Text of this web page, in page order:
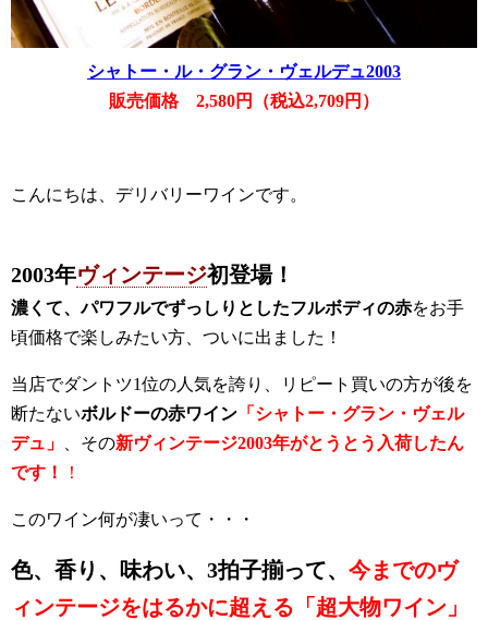
シャトー・ル・グラン・ヴェルデュ2003
販売価格 2,580円（税込2,709円）
こんにちは、デリバリーワインです。
2003年ヴィンテージ初登場！
濃くて、パワフルでずっしりとしたフルボディの赤をお手
頃価格で楽しみたい方、ついに出ました ！
当店でダントツ1位の人気を誇り、リピート買いの方が後を
断たないボルドーの赤ワイン 「シャトー・グラン・ヴェル
デュ」
、その新ヴィンテージ2003年がとうとう入荷したん
です！
！
このワイン何が凄いって・・・
色、香り、味わい、3拍子揃って、 今までのヴ
ィンテージをはるかに超える「超大物ワイン」